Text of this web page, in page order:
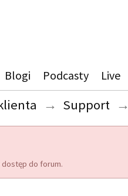
Blogi Podcasty Live
→ Support →
dostęp do forum.